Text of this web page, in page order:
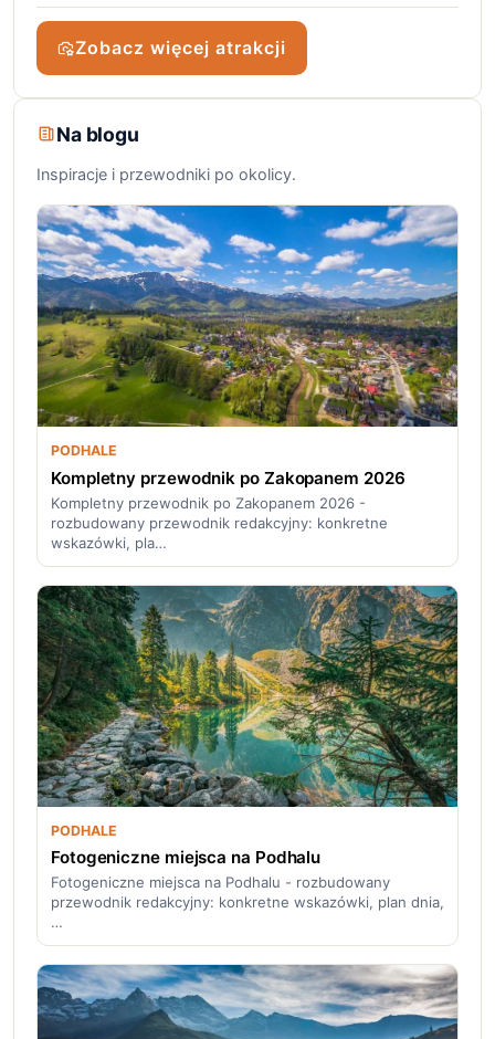
Zobacz więcej atrakcji
Na blogu
Inspiracje i przewodniki po okolicy.
PODHALE
Kompletny przewodnik po Zakopanem 2026
Kompletny przewodnik po Zakopanem 2026 -
rozbudowany przewodnik redakcyjny: konkretne
wskazówki, pla…
PODHALE
Fotogeniczne miejsca na Podhalu
Fotogeniczne miejsca na Podhalu - rozbudowany
przewodnik redakcyjny: konkretne wskazówki, plan dnia,
…